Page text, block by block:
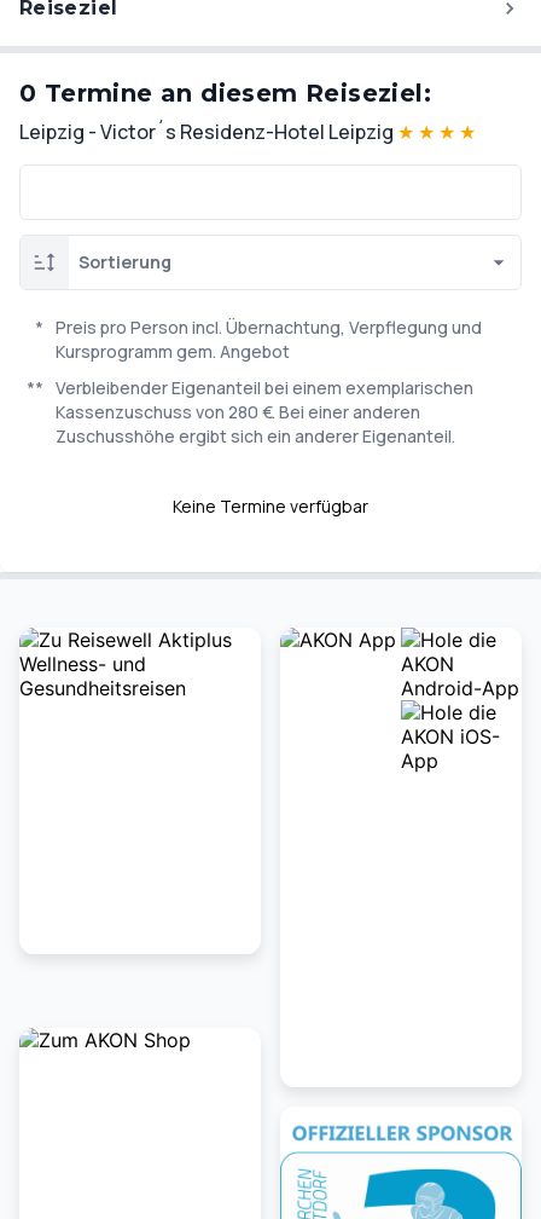
Reiseziel
0 Termine an diesem Reiseziel:
Leipzig - Victor´s Residenz-Hotel Leipzig ★ ★ ★ ★
Sortierung
* Preis pro Person incl. Übernachtung, Verpflegung und
Kursprogramm gem. Angebot
** Verbleibender Eigenanteil bei einem exemplarischen
Kassenzuschuss von 280 €. Bei einer anderen
Zuschusshöhe ergibt sich ein anderer Eigenanteil.
Keine Termine verfügbar